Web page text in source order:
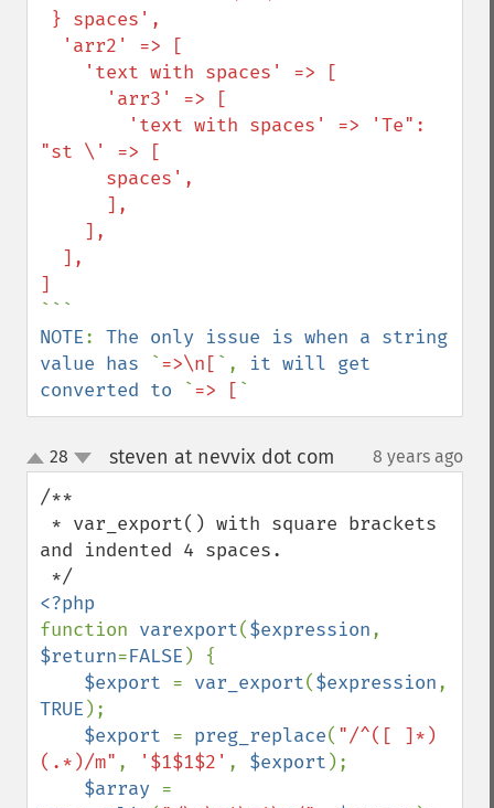
"st \' => [
NOTE: The only issue is when a string
value has
`=>\n[ `, it will get
converted to
`=> [ `
up
down
28 steven at nevvix dot com 8 years ago
/**
and indented 4 spaces.
function varexport($expression
$return=FALSE ) {
$export = var_export($expression
TRUE );
$export = preg_replace( "/^([ ]*)
(.*)/m" , '$1$1$2' , $export );
$array